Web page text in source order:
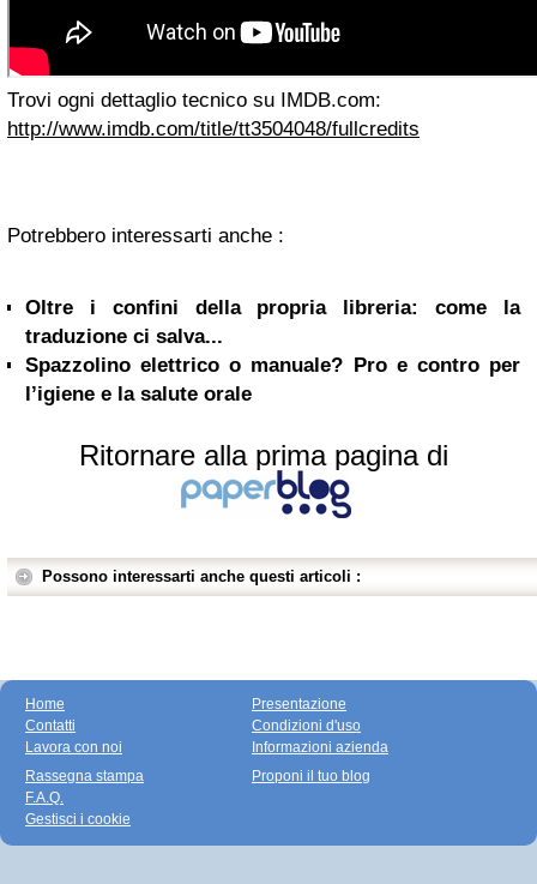
Trovi ogni dettaglio tecnico su IMDB.com:
http://www.imdb.com/title/tt3504048/fullcredits
Potrebbero interessarti anche :
Oltre i confini della propria libreria: come la
traduzione ci salva...
Spazzolino elettrico o manuale? Pro e contro per
l’igiene e la salute orale
Ritornare alla prima pagina di
Possono interessarti anche questi articoli :
Home
Contatti
Lavora con noi
Presentazione
Condizioni d'uso
Informazioni azienda
Rassegna stampa
F.A.Q.
Gestisci i cookie
Proponi il tuo blog